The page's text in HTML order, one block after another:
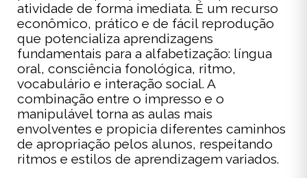
atividade de forma imediata. É um recurso
econômico, prático e de fácil reprodução
que potencializa aprendizagens
fundamentais para a alfabetização: língua
oral, consciência fonológica, ritmo,
vocabulário e interação social. A
combinação entre o impresso e o
manipulável torna as aulas mais
envolventes e propicia diferentes caminhos
de apropriação pelos alunos, respeitando
ritmos e estilos de aprendizagem variados.